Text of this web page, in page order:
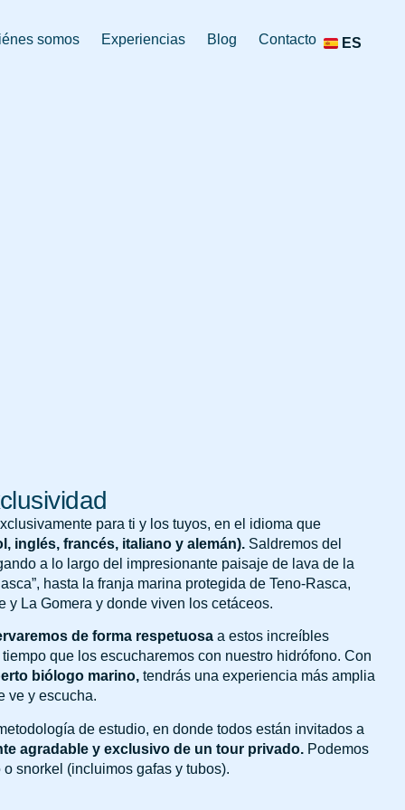
somos Experiencias Blog Contacto ES
FR
para ti y los tuyos, en el idioma que
inglés, francés, italiano y alemán). Saldremos del
a lo largo del impresionante paisaje de lava de la
hasta la franja marina protegida de Teno-Rasca,
y La Gomera y donde viven los cetáceos.
de forma respetuosa a estos increíbles
que los escucharemos con nuestro hidrófono. Con
biólogo marino, tendrás una experiencia más amplia
ve y escucha.
de estudio, en donde todos están invitados a
agradable y exclusivo de un tour privado. Podemos
snorkel (incluimos gafas y tubos).